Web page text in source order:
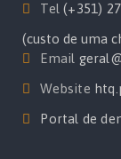
Tel(+351)
(custo de uma
Email
Website
Portal de